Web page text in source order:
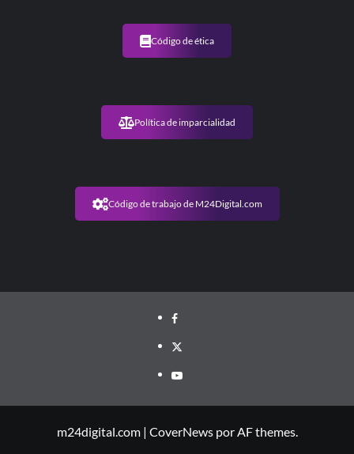
Código de ética
Política de imparcialidad
Código de trabajo de M24Digital.com
m24digital.com | CoverNewspor AF themes.